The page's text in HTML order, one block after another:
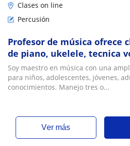
Clases on line
Percusión
Profesor de música ofrece
de piano, ukelele, tecnica
percusión, batería, en
Soy maestro en música con una
para niños, adolescentes, jóvenes,
conocimientos. Manejo tres o...
ver más